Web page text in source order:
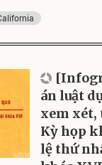
án luật
xem xét,
Kỳ họp
lệ thứ